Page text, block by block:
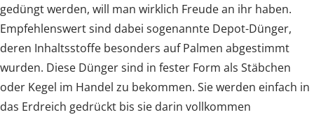
gedüngt werden, will man wirklich Freude an ihr haben.
Empfehlenswert sind dabei sogenannte Depot-Dünger,
deren Inhaltsstoffe besonders auf Palmen abgestimmt
wurden. Diese Dünger sind in fester Form als Stäbchen
oder Kegel im Handel zu bekommen. Sie werden einfach in
das Erdreich gedrückt bis sie darin vollkommen